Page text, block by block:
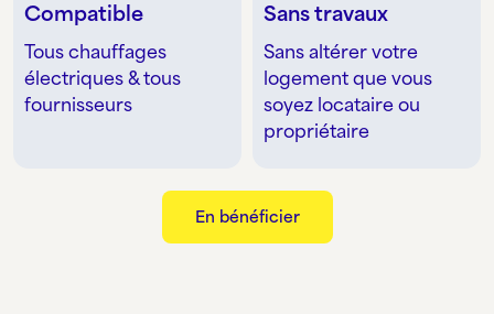
Compatible
Tous chauffages
électriques & tous
fournisseurs
Sans travaux
Sans altérer votre
logement que vous
soyez locataire ou
propriétaire
En bénéficier